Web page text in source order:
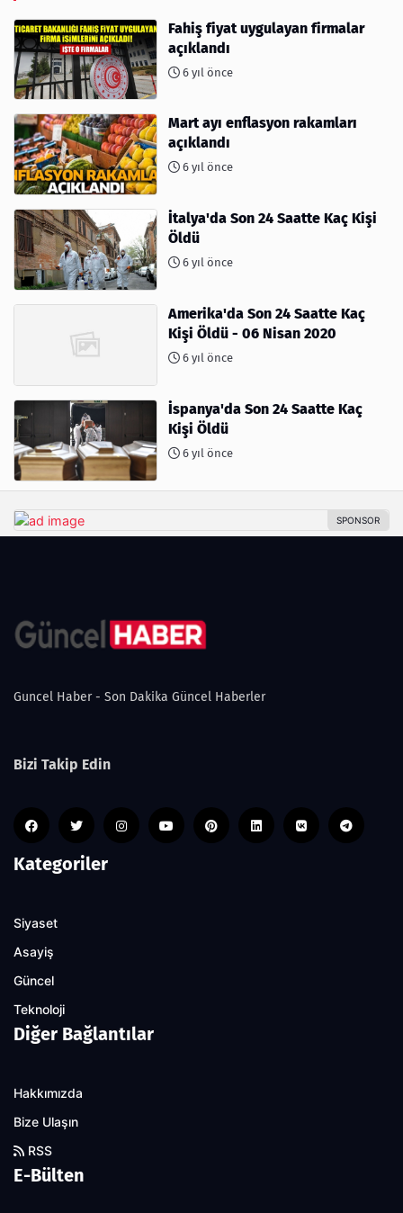
Fahiş fiyat uygulayan firmalar
açıklandı
6 yıl önce
Mart ayı enflasyon rakamları
açıklandı
6 yıl önce
İtalya'da Son 24 Saatte Kaç Kişi
Öldü
6 yıl önce
Amerika'da Son 24 Saatte Kaç
Kişi Öldü - 06 Nisan 2020
6 yıl önce
İspanya'da Son 24 Saatte Kaç
Kişi Öldü
6 yıl önce
Guncel Haber - Son Dakika Güncel Haberler
Bizi Takip Edin
Kategoriler
Siyaset
Asayiş
Güncel
Teknoloji
Diğer Bağlantılar
Hakkımızda
Bize Ulaşın
RSS
E-Bülten